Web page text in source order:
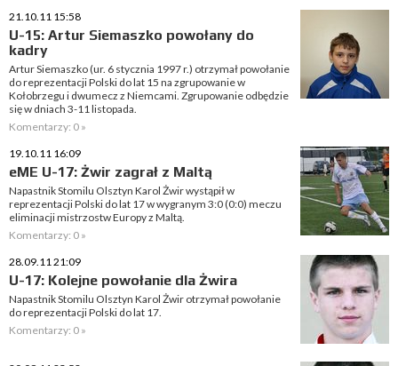
21.10.11 15:58
U-15: Artur Siemaszko powołany do
kadry
Artur Siemaszko (ur. 6 stycznia 1997 r.) otrzymał powołanie
do reprezentacji Polski do lat 15 na zgrupowanie w
Kołobrzegu i dwumecz z Niemcami. Zgrupowanie odbędzie
się w dniach 3-11 listopada.
Komentarzy: 0 »
19.10.11 16:09
eME U-17: Żwir zagrał z Maltą
Napastnik Stomilu Olsztyn Karol Żwir wystąpił w
reprezentacji Polski do lat 17 w wygranym 3:0 (0:0) meczu
eliminacji mistrzostw Europy z Maltą.
Komentarzy: 0 »
28.09.11 21:09
U-17: Kolejne powołanie dla Żwira
Napastnik Stomilu Olsztyn Karol Żwir otrzymał powołanie
do reprezentacji Polski do lat 17.
Komentarzy: 0 »